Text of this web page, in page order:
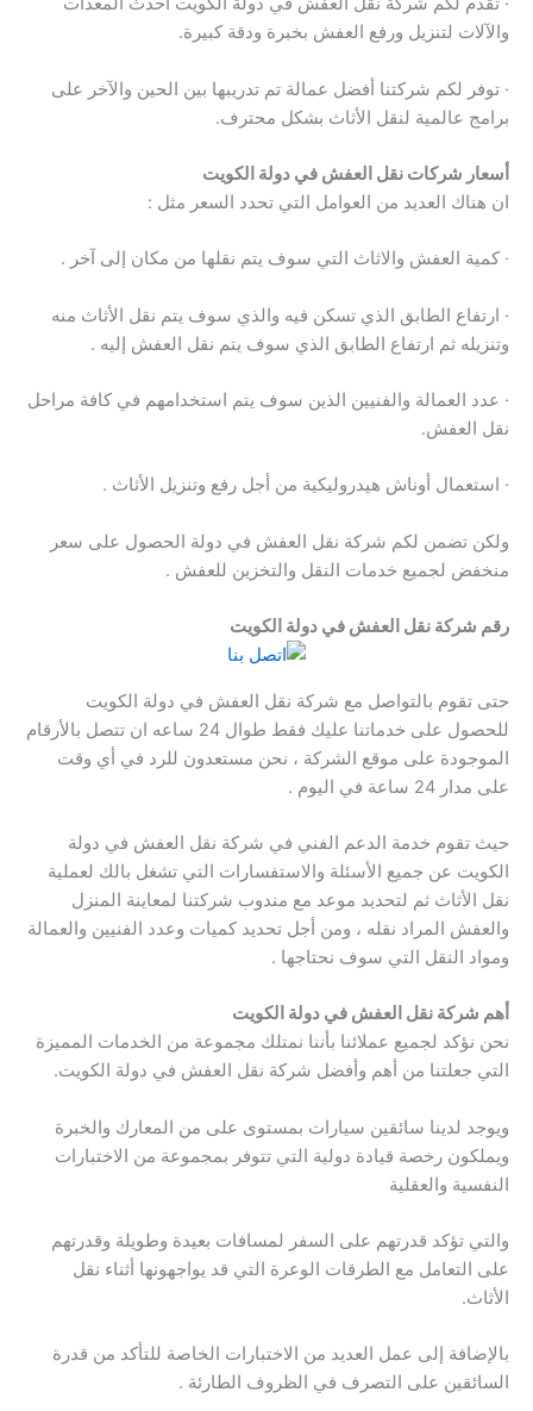
والآلات لتنزيل ورفع العفش بخبرة ودقة كبيرة.
· توفر لكم شركتنا أفضل عمالة تم تدريبها بين الحين والآخر على
برامج عالمية لنقل الأثاث بشكل محترف.
أسعار شركات نقل العفش في دولة الكويت
ان هناك العديد من العوامل التي تحدد السعر مثل :
· كمية العفش والاثاث التي سوف يتم نقلها من مكان إلى آخر .
· ارتفاع الطابق الذي تسكن فيه والذي سوف يتم نقل الأثاث منه
وتنزيله ثم ارتفاع الطابق الذي سوف يتم نقل العفش إليه .
· عدد العمالة والفنيين الذين سوف يتم استخدامهم في كافة مراحل
نقل العفش.
· استعمال أوناش هيدروليكية من أجل رفع وتنزيل الأثاث .
ولكن تضمن لكم شركة نقل العفش في دولة الحصول على سعر
منخفض لجميع خدمات النقل والتخزين للعفش .
رقم شركة نقل العفش في دولة الكويت
حتى تقوم بالتواصل مع شركة نقل العفش في دولة الكويت
للحصول على خدماتنا عليك فقط طوال 24 ساعه ان تتصل بالأرقام
الموجودة على موقع الشركة ، نحن مستعدون للرد في أي وقت
على مدار 24 ساعة في اليوم .
حيث تقوم خدمة الدعم الفني في شركة نقل العفش في دولة
الكويت عن جميع الأسئلة والاستفسارات التي تشغل بالك لعملية
نقل الأثاث ثم لتحديد موعد مع مندوب شركتنا لمعاينة المنزل
والعفش المراد نقله ، ومن أجل تحديد كميات وعدد الفنيين والعمالة
ومواد النقل التي سوف نحتاجها .
أهم شركة نقل العفش في دولة الكويت
نحن نؤكد لجميع عملائنا بأننا نمتلك مجموعة من الخدمات المميزة
التي جعلتنا من أهم وأفضل شركة نقل العفش في دولة الكويت.
ويوجد لدينا سائقين سيارات بمستوى على من المعارك والخبرة
ويملكون رخصة قيادة دولية التي تتوفر بمجموعة من الاختبارات
النفسية والعقلية
والتي تؤكد قدرتهم على السفر لمسافات بعيدة وطويلة وقدرتهم
على التعامل مع الطرقات الوعرة التي قد يواجهونها أثناء نقل
الأثاث.
بالإضافة إلى عمل العديد من الاختبارات الخاصة للتأكد من قدرة
السائقين على التصرف في الظروف الطارئة .